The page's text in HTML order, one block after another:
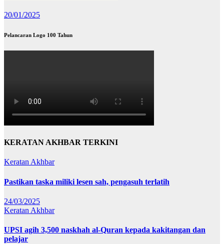
20/01/2025
Pelancaran Logo 100 Tahun
KERATAN AKHBAR TERKINI
Keratan Akhbar
Pastikan taska miliki lesen sah, pengasuh terlatih
24/03/2025
Keratan Akhbar
UPSI agih 3,500 naskhah al-Quran kepada kakitangan dan
pelajar